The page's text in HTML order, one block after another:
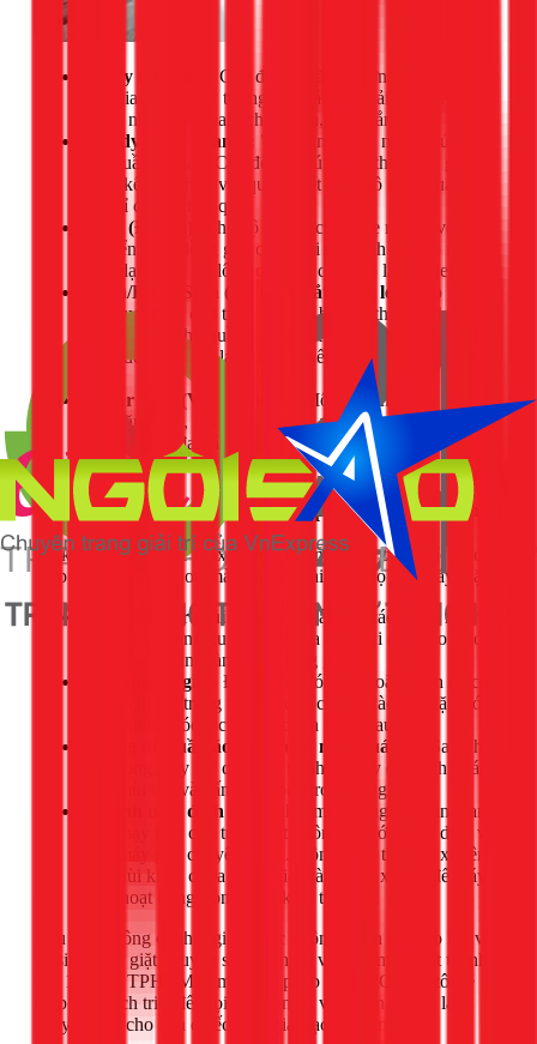
Heavy (Đồ dày):
Chế độ này tăng cường lực giặt và
thời gian ngâm, lý tưởng cho các loại vải dày và bẩn
nhiều như quần jean, chăn mền, khăn tắm.
Speedy (Giặt nhanh):
"Cứu tinh" cho những lúc bạn
cần quần áo gấp. Chế độ này rút ngắn thời gian giặt
đáng kể, phù hợp với quần áo ít bẩn, đồ mới mua hoặc
đồ chỉ cần giặt sơ qua.
Wool (Đồ len):
Chế độ giặt cực kỳ nhẹ nhàng với
chuyển động lồng giặt chậm rãi để tránh làm co rút,
biến dạng hay xù lông các loại quần áo làm từ len, lụa.
Wash/Rinse/Spin (Giặt/Xả/Vắt riêng lẻ):
Cho phép
bạn tùy chỉnh chu trình. Ví dụ, bạn có thể chỉ chọn
để vắt khô quần áo đã giặt tay, hoặc chọn
để xả và vắt lại quần áo nếu cảm thấy chưa đủ
Power Spin (Vắt cực khô):
Một số dòng máy có thêm
tính năng này, giúp tăng tốc độ vòng vắt, làm quần áo
ráo nước tối đa, rất hữu ích trong những ngày mưa ẩm,
nồm.
4. Mẹo sử dụng máy giặt Sharp hiệu quả và bền bỉ
Từ kinh nghiệm của 1Fix, việc sử dụng đúng cách không chỉ
giúp quần áo sạch hơn mà còn kéo dài tuổi thọ của máy giặt.
Luôn kiểm tra túi quần áo:
Lấy hết các vật lạ như
chìa khóa, đồng xu, kẹp giấy ra khỏi túi quần áo trước
khi giặt để tránh làm hỏng lồng giặt.
Sử dụng túi giặt:
Đối với đồ lót, tất, hoặc quần áo có
nhiều chi tiết trang trí, hãy cho chúng vào túi giặt lưới
để tránh bị móc rách hoặc quấn vào nhau.
Không để quần áo ướt trong máy quá lâu:
Sau khi
giặt xong, hãy lấy quần áo ra phơi ngay để tránh phát
sinh mùi hôi và nấm mốc bên trong lồng giặt.
Vệ sinh máy định kỳ:
Ít nhất mỗi tháng một lần, bạn
nên chạy một chu trình giặt không tải với dung dịch vệ
sinh máy giặt chuyên dụng. Đồng thời, thường xuyên
lau chùi khay chứa nước giặt và bộ lọc xơ vải để máy
luôn hoạt động trong điều kiện tốt nhất.
Nếu bạn không có thời gian hoặc không tự tin để tháo lắp và
vệ sinh máy giặt chuyên sâu, dịch vụ vệ sinh máy giặt tại nhà
của 1Fix tại TPHCM là một giải pháp tối ưu. Chúng tôi sẽ
giúp làm sạch triệt để mọi cặn bẩn và vi khuẩn tích tụ lâu
ngày, trả lại cho bạn chiếc máy giặt sạch như mới.